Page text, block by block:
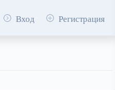
Вход Регистрация